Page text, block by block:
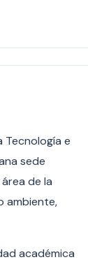
Tecnología e
sede
de la
ambiente,
académica